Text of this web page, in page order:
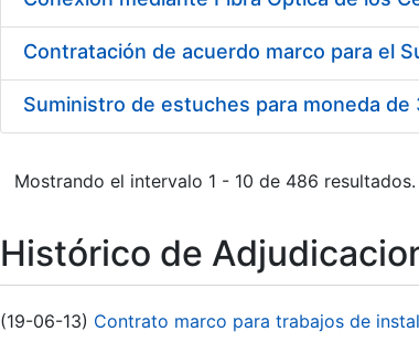
Suministro de estuches para moneda de
Mostrando el intervalo 1 - 10 de 486 resultados.
Histórico de
(19-06-13) Contrato marco para trabajos de